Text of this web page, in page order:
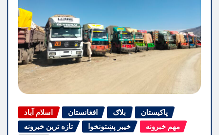
اسلام آباد افغانستان بلاګ
پاکیستان
تازه ترین خبرونه
خیبر پښتونخوا
مهم خبرونه